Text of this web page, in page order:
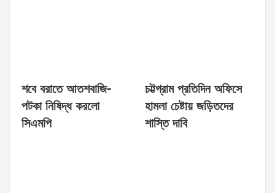
শবে বরাতে আতশবাজি-
পটকা নিষিদ্ধ করলো
সিএমপি
চট্টগ্রাম প্রতিদিন অফিসে
হামলা চেষ্টায় জড়িতদের
শাস্তি দাবি